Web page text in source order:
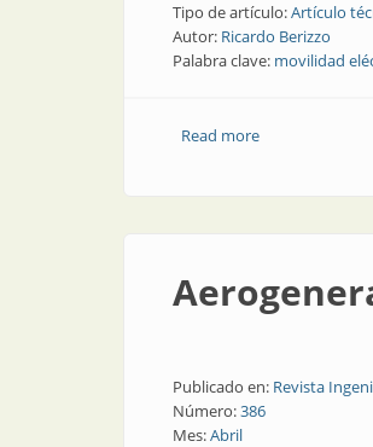
Tipo de artículo:Artículo
Autor: Ricardo Berizzo
Palabra clave: movilidad
Read moreabout
Publicado en: Revista
Número:386
Mes:Abril